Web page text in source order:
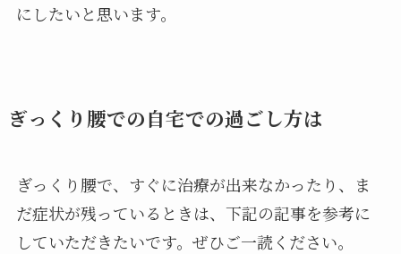
にしたいと思います。
ぎっくり腰での自宅での過ごし方は
ぎっくり腰で、すぐに治療が出来なかったり、ま
だ症状が残っているときは、下記の記事を参考に
していただきたいです。ぜひご一読ください。